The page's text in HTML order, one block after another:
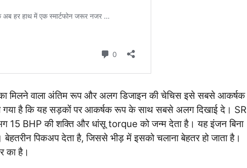
मिलने वाला अंतिम रूप और अलग डिजाइन की चेचिस इसे सबसे आकर्षक
गया है कि यह सड़कों पर आकर्षक रूप के साथ सबसे अलग दिखाई दे। SR
15 BHP की शक्ति और धांसू torque को जन्म देता है। यह इंजन बिना
पिकअप देता है, जिससे भीड़ में इसको चलाना बेहतर हो जाता है।
का है।